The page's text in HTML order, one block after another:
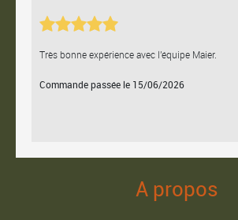
Très bonne expérience avec l'équipe Maier.
Commande passée le 15/06/2026
A propos